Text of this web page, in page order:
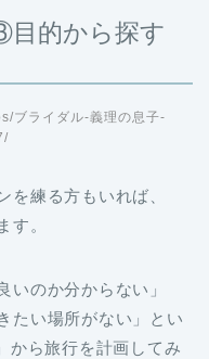
的から探す
ブライダル-義理の息子-
を練る方もいれば、
す。
のか分からない」
たい場所がない」とい
から旅行を計画してみ